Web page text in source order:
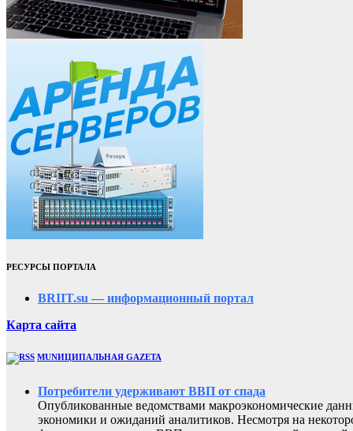
РЕСУРСЫ ПОРТАЛА
BRIIT.su — информационный портал
Карта сайта
MUNИЦИПАЛЬНАЯ GAZЕТА
Потребители удерживают ВВП от спада
Опубликованные ведомствами макроэкономические
экономики и ожиданий аналитиков. Несмотря на